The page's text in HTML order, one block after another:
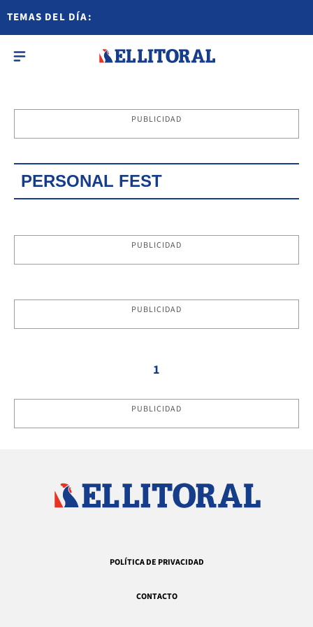
TEMAS DEL DÍA:
PUBLICIDAD
PERSONAL FEST
PUBLICIDAD
PUBLICIDAD
1
PUBLICIDAD
POLÍTICA DE PRIVACIDAD
CONTACTO